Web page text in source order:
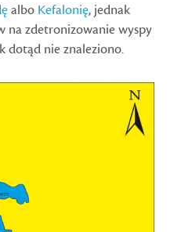
albo Kefalonię, jednak
zdetronizowanie wyspy
dotąd nie znaleziono.